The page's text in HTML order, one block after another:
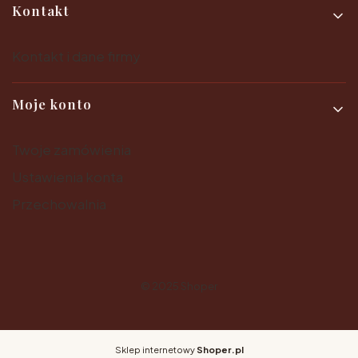
Kontakt
Moje konto
Sklep internetowy Shoper.pl